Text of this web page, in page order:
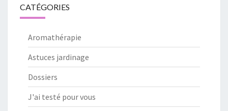
CATÉGORIES
Aromathérapie
Astuces jardinage
Dossiers
J'ai testé pour vous